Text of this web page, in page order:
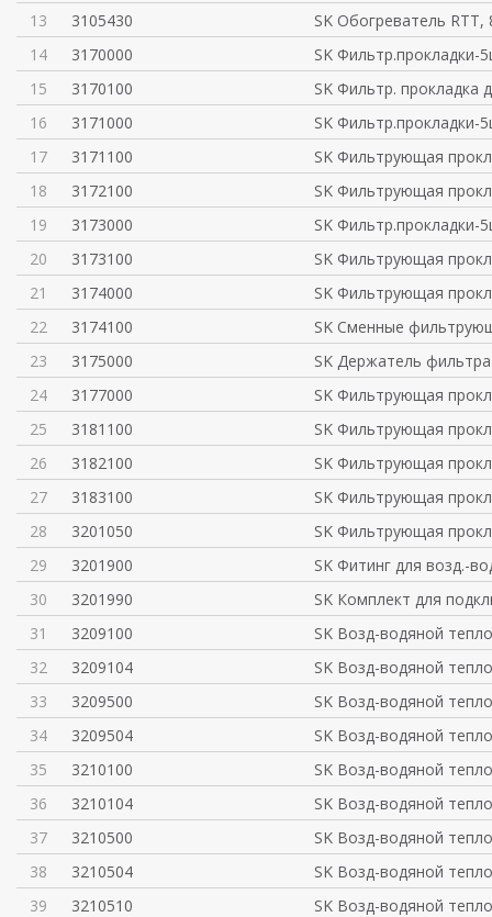
13
3105430
SK Обогреватель RTT,
14
3170000
SK Фильтр.прокладки-
15
3170100
SK Фильтр. прокладка
16
3171000
SK Фильтр.прокладки-
17
3171100
SK Фильтрующая
18
3172100
SK Фильтрующая
19
3173000
SK Фильтр.прокладки-
20
3173100
SK Фильтрующая
21
3174000
SK Фильтрующая
22
3174100
SK Сменные
23
3175000
SK Держатель
24
3177000
SK Фильтрующая
25
3181100
SK Фильтрующая
26
3182100
SK Фильтрующая
27
3183100
SK Фильтрующая
28
3201050
SK Фильтрующая
29
3201900
SK Фитинг для возд.-
30
3201990
SK Комплект для
31
3209100
SK Возд-водяной
32
3209104
SK Возд-водяной
33
3209500
SK Возд-водяной
34
3209504
SK Возд-водяной
35
3210100
SK Возд-водяной
36
3210104
SK Возд-водяной
37
3210500
SK Возд-водяной
38
3210504
SK Возд-водяной
39
3210510
SK Возд-водяной